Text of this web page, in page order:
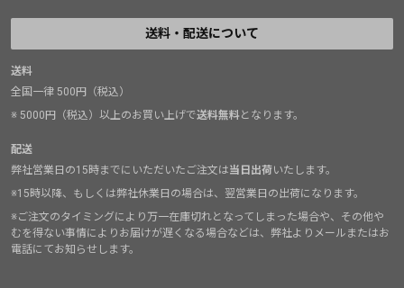
送料・配送について
送料
全国一律 500円（税込）
※ 5000円（税込）以上のお買い上げで送料無料となります。
配送
弊社営業日の15時までにいただいたご注文は当日出荷いたします。
※15時以降、もしくは弊社休業日の場合は、翌営業日の出荷になります。
※ご注文のタイミングにより万一在庫切れとなってしまった場合や、その他や
むを得ない事情によりお届けが遅くなる場合などは、弊社よりメールまたはお
電話にてお知らせします。